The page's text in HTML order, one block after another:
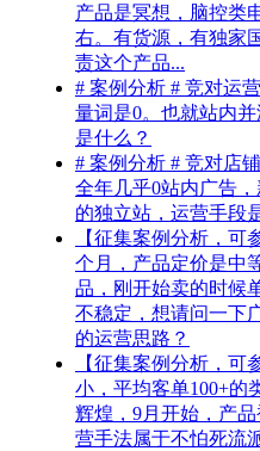
产品是冥想，脑控类
右。有货源，有独家
责这个产品...
# 案例分析 # 竞对运
量词是0。也就站内
是什么？
# 案例分析 # 竞对店
全年几乎0站内广告
的独立站，运营手段
【征集案例分析，可
个月，产品定价是中
品，刚开始卖的时候
不稳定，想请问一下
的运营思路？
【征集案例分析，可
小，平均客单100+的
辉煌，9月开始，产
营手法属于不怕死流